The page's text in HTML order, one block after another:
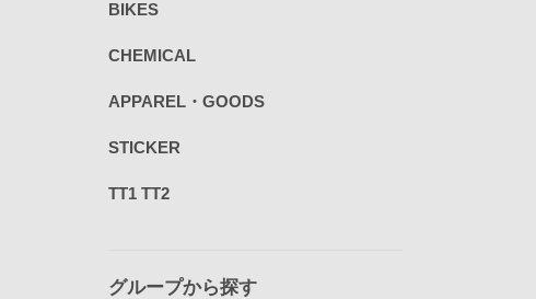
BIKES
CHEMICAL
APPAREL・GOODS
STICKER
TT1 TT2
グループから探す